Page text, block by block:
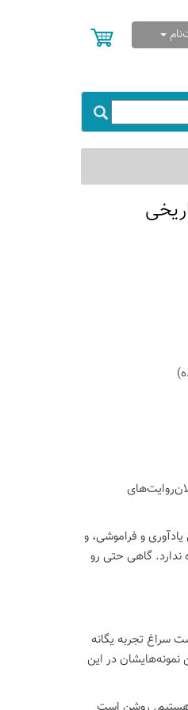
و فراموشی، و
ندارد. گاهی حتی رو
سراغ تجربه یگانه
در این